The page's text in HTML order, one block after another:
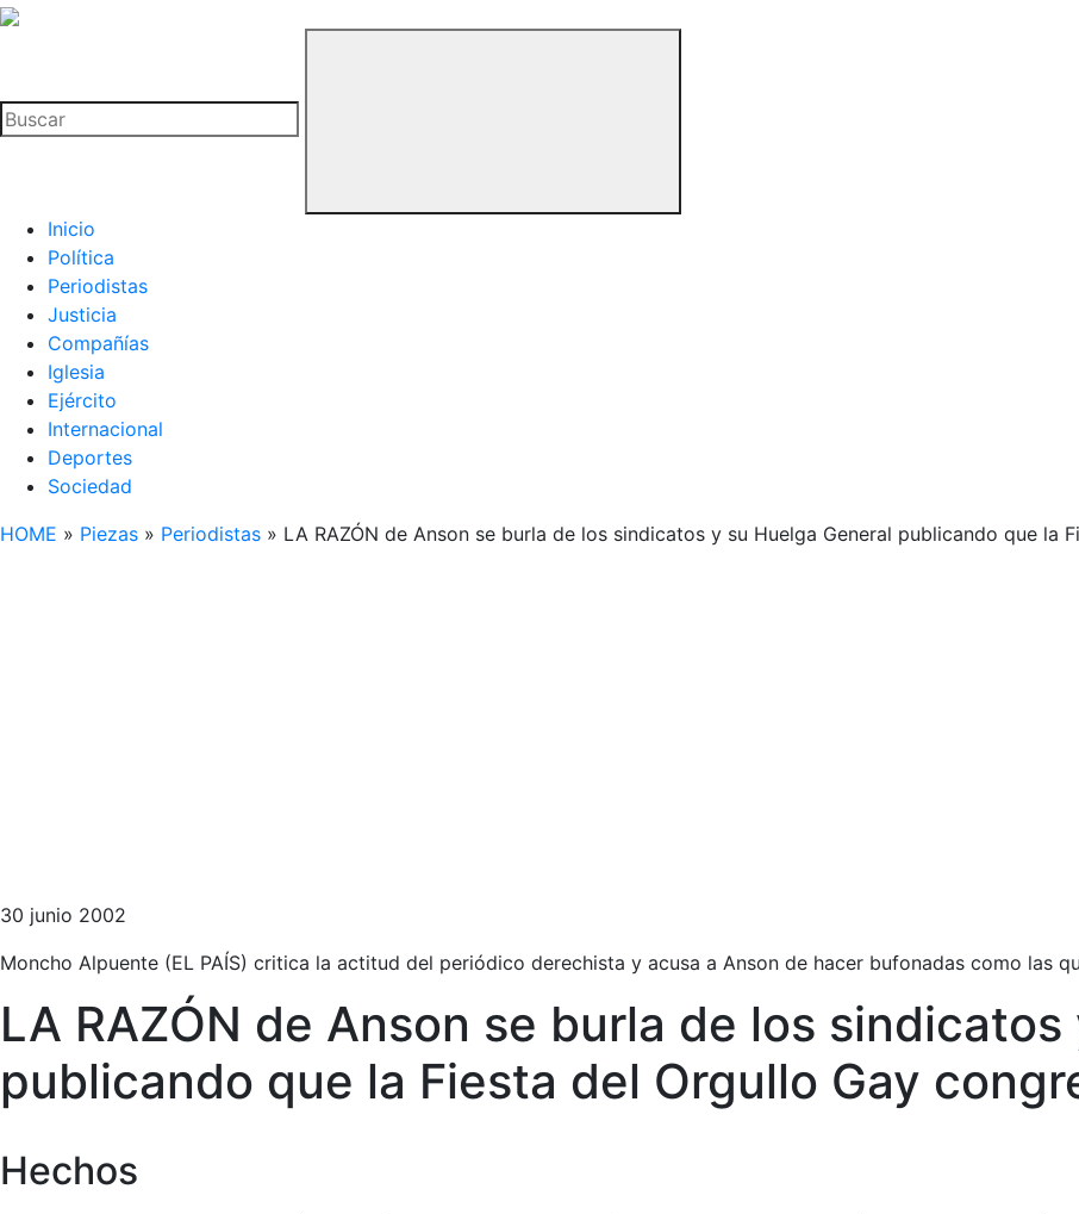
La
Buitre
Inicio
Política
Periodistas
Justicia
Compañías
Iglesia
Ejército
Internacional
Deportes
Sociedad
HOME » Piezas » Periodistas » LA RAZÓN de Anson se burla de los sindicatos y su Huelga General publicando que la
30 junio 2002
Moncho Alpuente (EL PAÍS) critica la actitud del periódico derechista y acusa a Anson de hacer bufonadas como las
LA RAZÓN de Anson se burla de los
publicando que la Fiesta del Orgullo Gay
Hechos